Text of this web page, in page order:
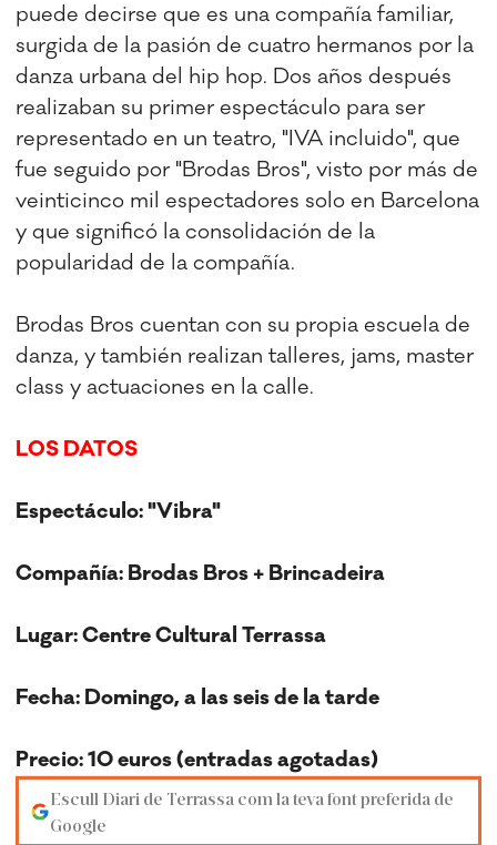
puede decirse que es una compañía familiar,
surgida de la pasión de cuatro hermanos por la
danza urbana del hip hop. Dos años después
realizaban su primer espectáculo para ser
representado en un teatro, "IVA incluido", que
fue seguido por "Brodas Bros", visto por más de
veinticinco mil espectadores solo en Barcelona
y que significó la consolidación de la
popularidad de la compañía.
Brodas Bros cuentan con su propia escuela de
danza, y también realizan talleres, jams, master
class y actuaciones en la calle.
LOS DATOS
Espectáculo: "Vibra"
Compañía: Brodas Bros + Brincadeira
Lugar: Centre Cultural Terrassa
Fecha: Domingo, a las seis de la tarde
Precio: 10 euros (entradas agotadas)
Escull Diari de Terrassa com la teva font preferida de
Google